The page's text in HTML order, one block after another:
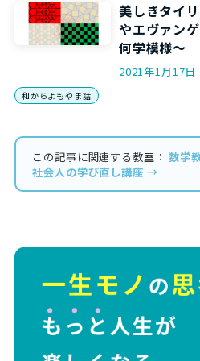
美しきタイ
やエヴァン
何学模様～
2021年1月17日
和からよもやま話
この記事に関連する教室：数学
社会人の学び直し講座 →